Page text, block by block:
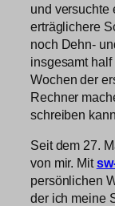
und versuchte
erträglichere
noch Dehn-
insgesamt
Wochen der
Rechner
schreiben
Seit dem 27.
von mir. Mit
persönlichen
der ich meine